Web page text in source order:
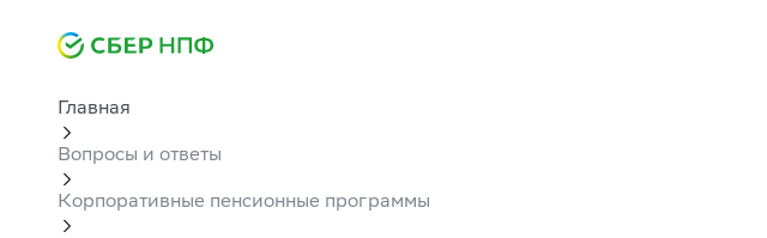
Главная
Вопросы и ответы
Корпоративные пенсионные программы